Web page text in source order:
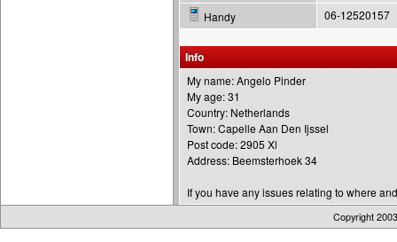
Handy
06-12520157
Info
My name: Angelo Pinder
My age: 31
Country: Netherlands
Town: Capelle Aan Den Ijssel
Post code: 2905 Xl
Address: Beemsterhoek 34
If you have any issues relating to where
Copyright